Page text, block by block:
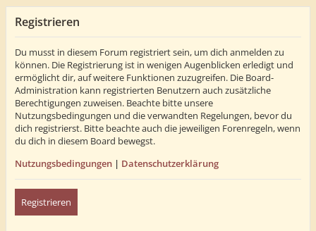
Registrieren
Du musst in diesem Forum registriert sein, um dich anmelden zu
können. Die Registrierung ist in wenigen Augenblicken erledigt und
ermöglicht dir, auf weitere Funktionen zuzugreifen. Die Board-
Administration kann registrierten Benutzern auch zusätzliche
Berechtigungen zuweisen. Beachte bitte unsere
Nutzungsbedingungen und die verwandten Regelungen, bevor du
dich registrierst. Bitte beachte auch die jeweiligen Forenregeln, wenn
du dich in diesem Board bewegst.
Nutzungsbedingungen | Datenschutzerklärung
Registrieren